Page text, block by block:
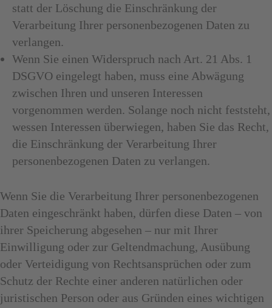
statt der Löschung die Einschränkung der
Verarbeitung Ihrer personenbezogenen Daten zu
verlangen.
Wenn Sie einen Widerspruch nach Art. 21 Abs. 1
DSGVO eingelegt haben, muss eine Abwägung
zwischen Ihren und unseren Interessen
vorgenommen werden. Solange noch nicht feststeht,
wessen Interessen überwiegen, haben Sie das Recht,
die Einschränkung der Verarbeitung Ihrer
personenbezogenen Daten zu verlangen.
Wenn Sie die Verarbeitung Ihrer personenbezogenen
Daten eingeschränkt haben, dürfen diese Daten – von
ihrer Speicherung abgesehen – nur mit Ihrer
Einwilligung oder zur Geltendmachung, Ausübung
oder Verteidigung von Rechtsansprüchen oder zum
Schutz der Rechte einer anderen natürlichen oder
juristischen Person oder aus Gründen eines wichtigen